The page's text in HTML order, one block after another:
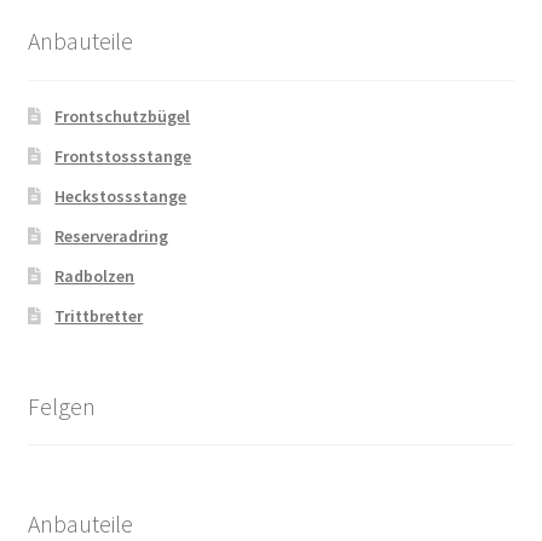
Anbauteile
Frontschutzbügel
Frontstossstange
Heckstossstange
Reserveradring
Radbolzen
Trittbretter
Felgen
Anbauteile